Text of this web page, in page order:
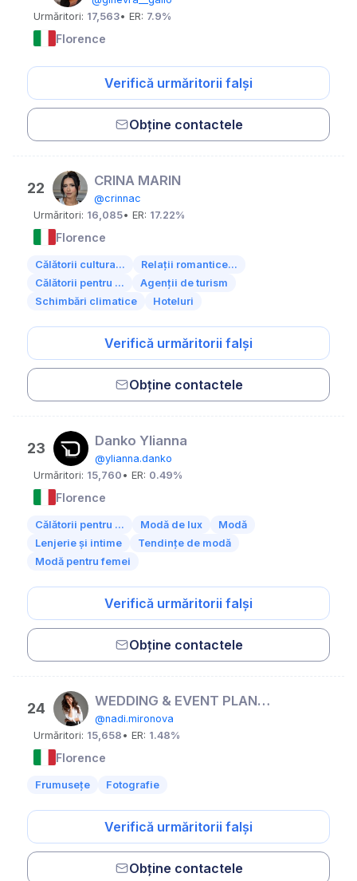
Urmăritori: 17,563• ER: 7.9%
Florence
Verifică urmăritorii falși
Obține contactele
22 CRINA MARIN
@crinnac
Urmăritori: 16,085• ER: 17.22%
Florence
Călătorii cultura...
Relații romantice...
Călătorii pentru ...
Agenții de turism
Schimbări climatice
Hoteluri
Verifică urmăritorii falși
Obține contactele
23 Danko Ylianna
@ylianna.danko
Urmăritori: 15,760 • ER: 0.49%
Florence
Călătorii pentru ... Modă de lux
Modă
Lenjerie și intime
Tendințe de modă
Modă pentru femei
Verifică urmăritorii falși
Obține contactele
24 WEDDING & EVENT PLANNER | Nadezhda Mironova
@nadi.mironova
Urmăritori: 15,658 • ER: 1.48%
Florence
Frumusețe Fotografie
Verifică urmăritorii falși
Obține contactele